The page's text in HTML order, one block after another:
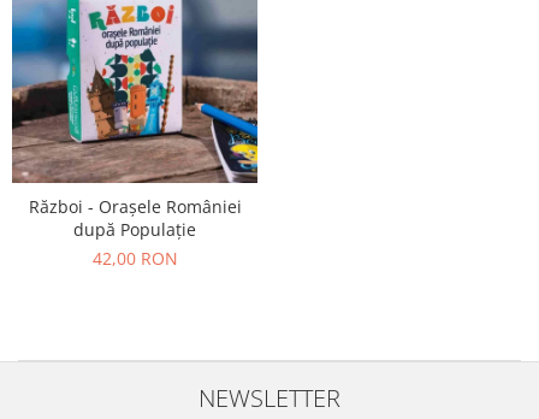
Război - Orașele României
după Populație
42,00 RON
NEWSLETTER